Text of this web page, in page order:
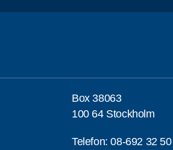
Box 38063
100 64 Stockholm
Telefon:08-692 32 50